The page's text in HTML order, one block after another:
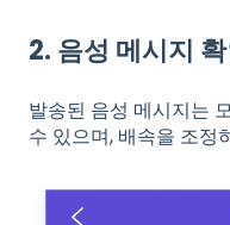
2. 음성 메시지
발송된 음성 메시지는
수 있으며, 배속을 조정